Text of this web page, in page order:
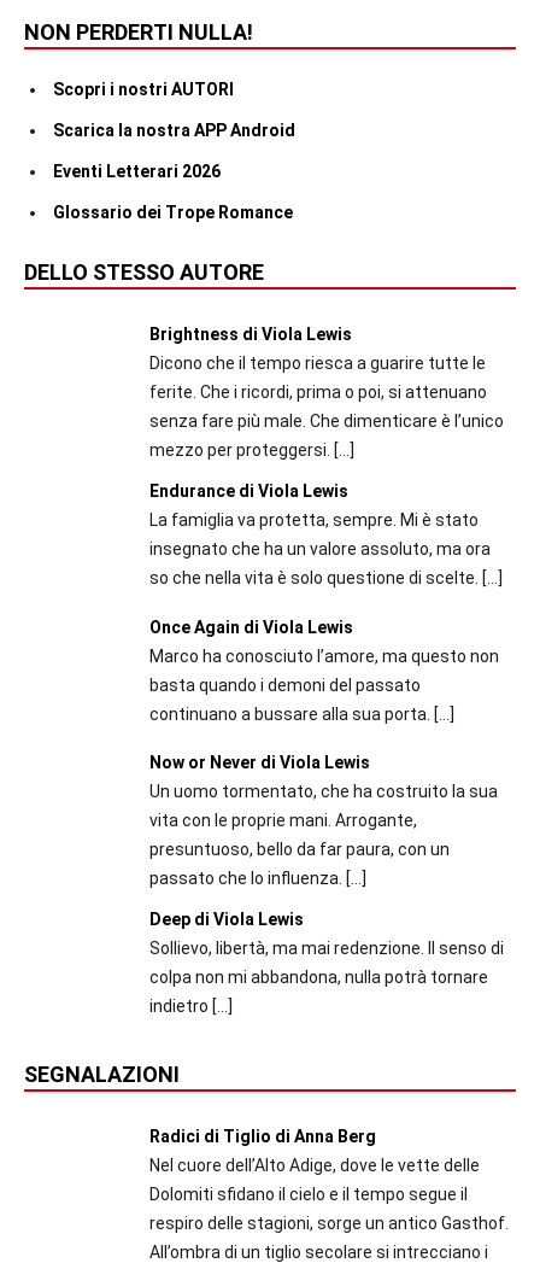
NON PERDERTI NULLA!
Scopri i nostri AUTORI
Scarica la nostra APP Android
Eventi Letterari 2026
Glossario dei Trope Romance
DELLO STESSO AUTORE
Brightness di Viola Lewis
Dicono che il tempo riesca a guarire tutte le
ferite. Che i ricordi, prima o poi, si attenuano
senza fare più male. Che dimenticare è l’unico
mezzo per proteggersi. […]
Endurance di Viola Lewis
La famiglia va protetta, sempre. Mi è stato
insegnato che ha un valore assoluto, ma ora
so che nella vita è solo questione di scelte. […]
Once Again di Viola Lewis
Marco ha conosciuto l’amore, ma questo non
basta quando i demoni del passato
continuano a bussare alla sua porta. […]
Now or Never di Viola Lewis
Un uomo tormentato, che ha costruito la sua
vita con le proprie mani. Arrogante,
presuntuoso, bello da far paura, con un
passato che lo influenza. […]
Deep di Viola Lewis
Sollievo, libertà, ma mai redenzione. Il senso di
colpa non mi abbandona, nulla potrà tornare
indietro […]
SEGNALAZIONI
Radici di Tiglio di Anna Berg
Nel cuore dell’Alto Adige, dove le vette delle
Dolomiti sfidano il cielo e il tempo segue il
respiro delle stagioni, sorge un antico Gasthof.
All’ombra di un tiglio secolare si intrecciano i